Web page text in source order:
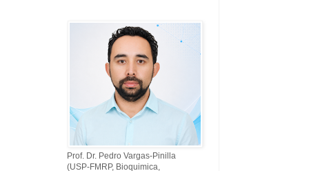
Prof. Dr. Pedro Vargas-Pinilla
(USP-FMRP, Bioquimica,